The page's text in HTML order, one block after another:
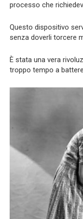
processo che
Questo dispositivo
senza doverli torcere
È stata una vera
troppo tempo a